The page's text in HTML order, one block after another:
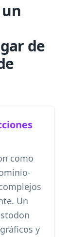
de
como
Un
y